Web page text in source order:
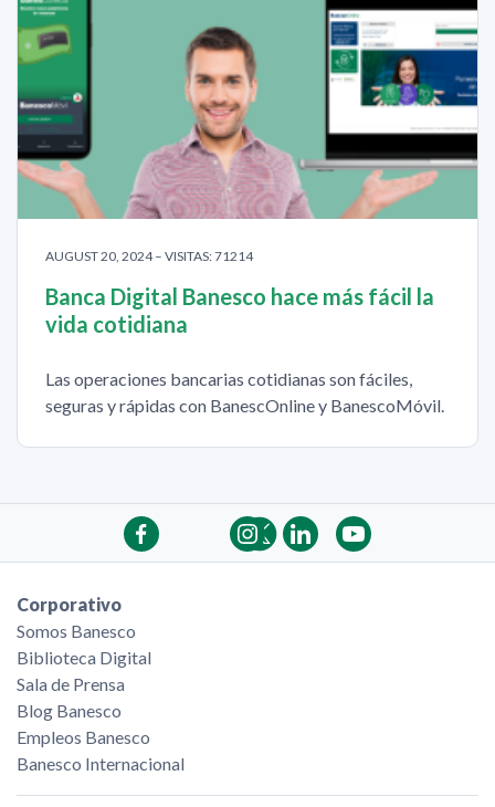
AUGUST 20, 2024 – VISITAS: 71214
Banca Digital Banesco hace más fácil la
vida cotidiana
Las operaciones bancarias cotidianas son fáciles,
seguras y rápidas con BanescOnline y BanescoMóvil.
Corporativo
Somos Banesco
Biblioteca Digital
Sala de Prensa
Blog Banesco
Empleos Banesco
Banesco Internacional